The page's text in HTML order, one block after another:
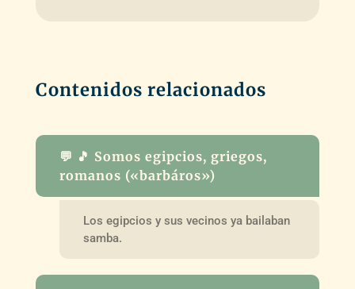
Contenidos relacionados
💬 🎵 Somos egipcios, griegos,
romanos («barbáros»)
Los egipcios y sus vecinos ya bailaban
samba.